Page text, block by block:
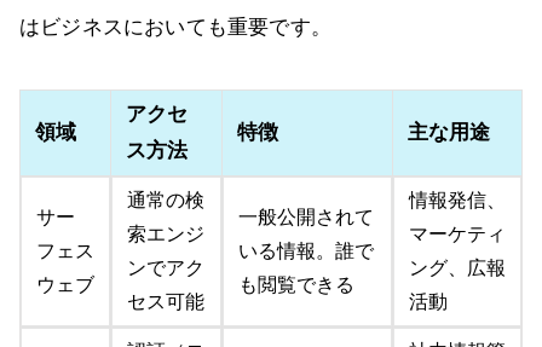
はビジネスにおいても重要です。
領域
アクセ
ス方法
特徴 主な用途
サー
フェス
ウェブ
通常の検
索エンジ
ンでアク
セス可能
一般公開されて
いる情報。誰で
も閲覧できる
情報発信、
マーケティ
ング、広報
活動